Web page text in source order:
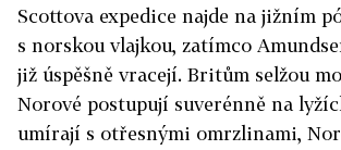
Scottova expedice najde na jižním
s norskou vlajkou, zatímco
již úspěšně vracejí. Britům selžou
Norové postupují suverénně na
umírají s otřesnými omrzlinami,